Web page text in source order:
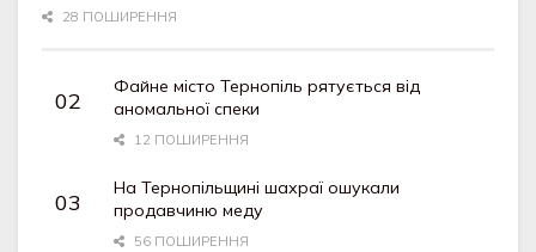
28 ПОШИРЕННЯ
Файне місто Тернопіль рятується від
аномальної спеки
12 ПОШИРЕННЯ
На Тернопільщині шахраї ошукали
продавчиню меду
56 ПОШИРЕННЯ